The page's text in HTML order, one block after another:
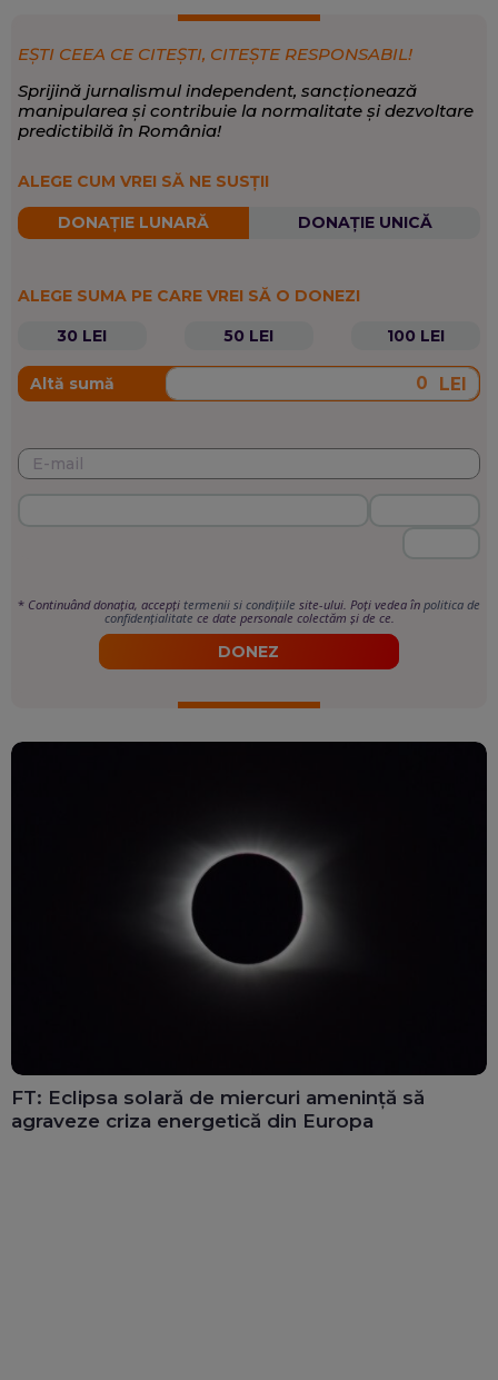
EȘTI CEEA CE CITEȘTI, CITEȘTE RESPONSABIL!
Sprijină jurnalismul independent, sancționează
manipularea și contribuie la normalitate și dezvoltare
predictibilă în România!
ALEGE CUM VREI SĂ NE SUSȚII
DONAȚIE LUNARĂ DONAȚIE UNICĂ
ALEGE SUMA PE CARE VREI SĂ O DONEZI
30 LEI
50 LEI 100 LEI
Altă sumă LEI
* Continuând donația, accepți termenii si condițiile site-ului. Poți vedea în politica de
confidențialitate ce date personale colectăm și de ce.
DONEZ
FT: Eclipsa solară de miercuri amenință să
agraveze criza energetică din Europa